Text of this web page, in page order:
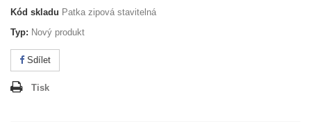
Kód skladu Patka zipová stavitelná
Typ: Nový produkt
Sdílet
Tisk